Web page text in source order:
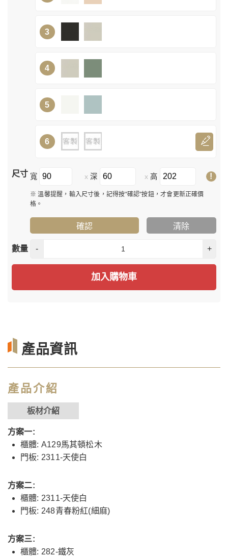
3
4
5
6
尺寸 寬 x 深 x 高 !
※ 溫馨提醒，輸入尺寸後，記得按"確認"按鈕，才會更新正確價
格。
確認 清除
數量 - +
加入購物車
產品資訊
產品介紹
板材介紹
方案一:
櫃體: A129馬其頓松木
門板: 2311-天使白
方案二:
櫃體: 2311-天使白
門板: 248青春粉紅(細麻)
方案三:
櫃體: 282-鐵灰